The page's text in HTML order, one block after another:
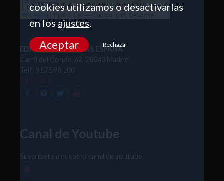
1 mi
Leaflet
NAVTEQ, USGS, Intermap, iPC, NRCAN, Esri Japan,
METI, Esri China (Hong Kong), Esri (Thailand),
TomTom, 2012
EDITORIAL PAULINAS ESPAÑA
Carril del Conde, 62, 28043 Madrid
Telf: 917 590 100
Canal de Youtube
Suscríbete a nuestro canal de youtube.
cookies utilizamos o desactivarlas
en losajustes.
Aceptar Rechazar